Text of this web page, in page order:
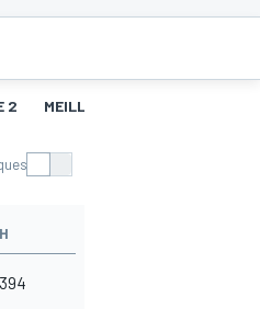
2 MEILLEURS TOURS 2